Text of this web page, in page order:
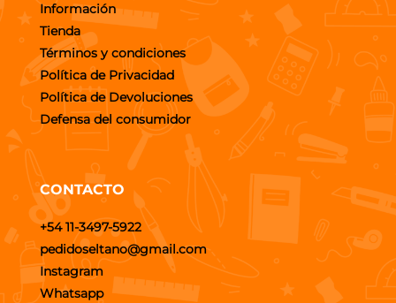
Información
Tienda
Términos y condiciones
Política de Privacidad
Política de Devoluciones
Defensa del consumidor
CONTACTO
+54 11-3497-5922
pedidoseltano@gmail.com
Instagram
Whatsapp